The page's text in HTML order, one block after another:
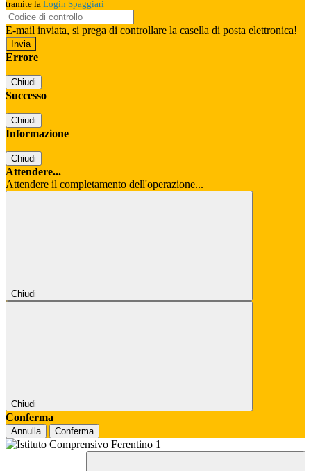
tramite la Login Spaggiari
E-mail inviata, si prega di controllare la casella di posta elettronica!
Errore
Chiudi
Successo
Chiudi
Informazione
Chiudi
Attendere...
Attendere il completamento dell'operazione...
Chiudi
Chiudi
Conferma
Annulla Conferma